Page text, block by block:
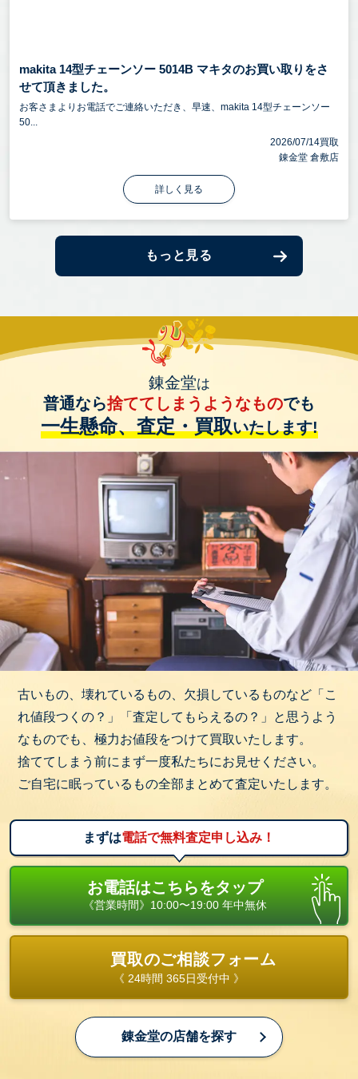
makita 14型チェーンソー 5014B マキタのお買い取りをさ
せて頂きました。
お客さまよりお電話でご連絡いただき、早速、makita 14型チェーンソー
50...
2026/07/14買取
錬金堂 倉敷店
詳しく見る
もっと見る
錬金堂は
普通なら捨ててしまうようなものでも
一生懸命、査定・買取いたします!
古いもの、壊れているもの、欠損しているものなど「こ
れ値段つくの？」「査定してもらえるの？」と思うよう
なものでも、極力お値段をつけて買取いたします。
捨ててしまう前にまず一度私たちにお見せください。
ご自宅に眠っているもの全部まとめて査定いたします。
まずは電話で無料査定申し込み！
お電話はこちらをタップ
《営業時間》10:00〜19:00 年中無休
買取のご相談フォーム
《 24時間 365日受付中 》
錬金堂の店舗を探す